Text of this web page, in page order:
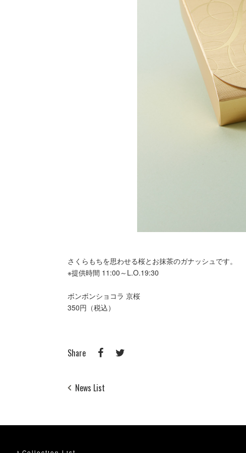
さくらもちを思わせる桜とお抹茶のガナッシュです。
※提供時間 11:00～L.O.19:30
ボンボンショコラ 京桜
350円（税込）
Share
News List